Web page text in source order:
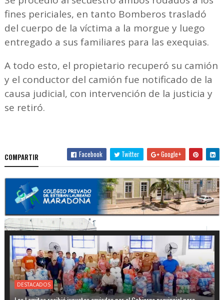
fines periciales, en tanto Bomberos trasladó
del cuerpo de la víctima a la morgue y luego
entregado a sus familiares para las exequias.
A todo esto, el propietario recuperó su camión
y el conductor del camión fue notificado de la
causa judicial, con intervención de la justicia y
se retiró.
COMPARTIR Facebook Twitter Google+
DESTACADOS